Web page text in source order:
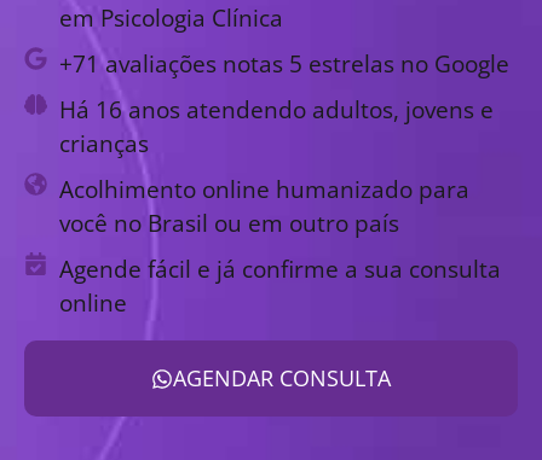
em Psicologia Clínica
+71 avaliações notas 5 estrelas no Google
Há 16 anos atendendo adultos, jovens e
crianças
Acolhimento online humanizado para
você no Brasil ou em outro país
Agende fácil e já confirme a sua consulta
online
AGENDAR CONSULTA